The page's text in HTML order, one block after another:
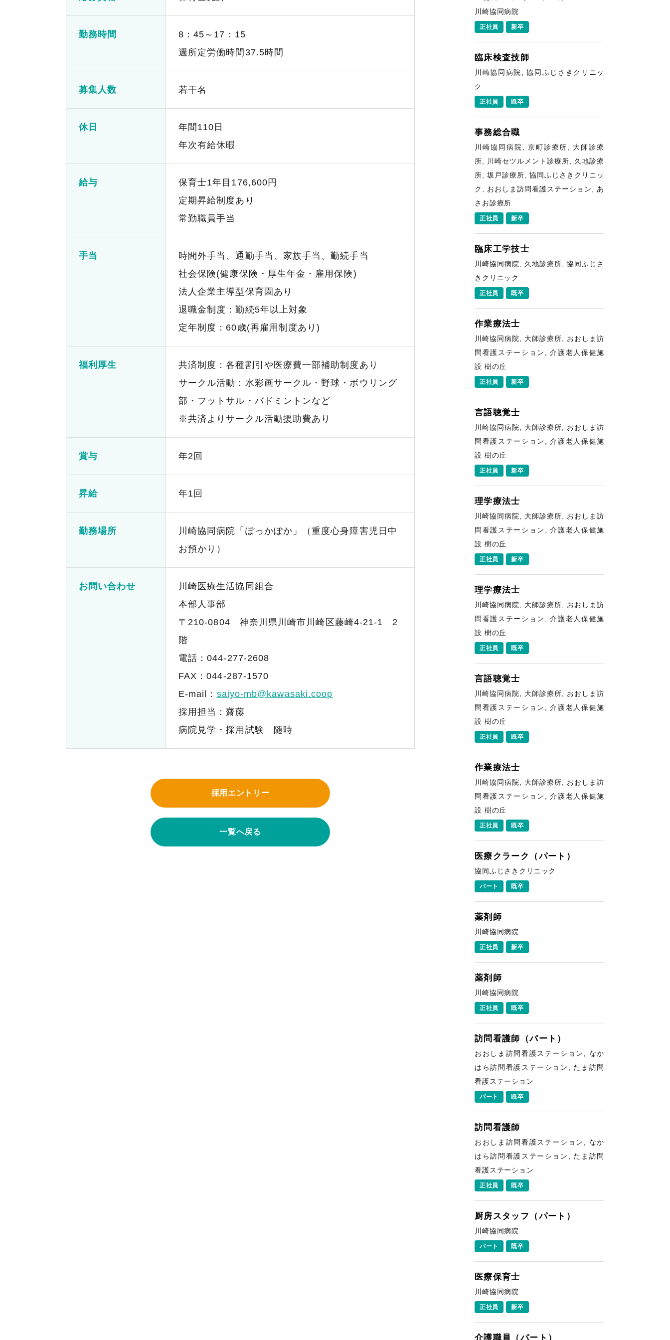
勤務時間
8：45～17：15
週所定労働時間37.5時間
募集人数 若干名
休日
年間110日
年次有給休暇
給与
保育士1年目176,600円
定期昇給制度あり
常勤職員手当
手当
時間外手当、通勤手当、家族手当、勤続手当
社会保険(健康保険・厚生年金・雇用保険)
法人企業主導型保育園あり
退職金制度：勤続5年以上対象
定年制度：60歳(再雇用制度あり)
福利厚生
共済制度：各種割引や医療費一部補助制度あり
サークル活動：水彩画サークル・野球・ボウリング
部・フットサル・バドミントンなど
※共済よりサークル活動援助費あり
賞与 年2回
昇給 年1回
勤務場所
川崎協同病院「ぽっかぽか」（重度心身障害児日中
お預かり）
お問い合わせ
川崎医療生活協同組合
本部人事部
〒210-0804 神奈川県川崎市川崎区藤崎4-21-1 2
階
電話：044-277-2608
FAX：044-287-1570
E-mail： saiyo-mb@kawasaki.coop
採用担当：齋藤
病院見学・採用試験 随時
採用エントリー
一覧へ戻る
川崎協同病院
正社員 新卒
臨床検査技師
川崎協同病院, 協同ふじさきクリニッ
ク
正社員 既卒
事務総合職
川崎協同病院, 京町診療所, 大師診療
所, 川崎セツルメント診療所, 久地診療
所, 坂戸診療所, 協同ふじさきクリニッ
ク, おおしま訪問看護ステーション, あ
さお診療所
正社員 新卒
臨床工学技士
川崎協同病院, 久地診療所, 協同ふじさ
きクリニック
正社員 既卒
作業療法士
川崎協同病院, 大師診療所, おおしま訪
問看護ステーション, 介護老人保健施
設 樹の丘
正社員 新卒
言語聴覚士
川崎協同病院, 大師診療所, おおしま訪
問看護ステーション, 介護老人保健施
設 樹の丘
正社員 新卒
理学療法士
川崎協同病院, 大師診療所, おおしま訪
問看護ステーション, 介護老人保健施
設 樹の丘
正社員 新卒
理学療法士
川崎協同病院, 大師診療所, おおしま訪
問看護ステーション, 介護老人保健施
設 樹の丘
正社員 既卒
言語聴覚士
川崎協同病院, 大師診療所, おおしま訪
問看護ステーション, 介護老人保健施
設 樹の丘
正社員 既卒
作業療法士
川崎協同病院, 大師診療所, おおしま訪
問看護ステーション, 介護老人保健施
設 樹の丘
正社員 既卒
医療クラーク（パート）
協同ふじさきクリニック
パート 既卒
薬剤師
川崎協同病院
正社員 新卒
薬剤師
川崎協同病院
正社員 既卒
訪問看護師（パート）
おおしま訪問看護ステーション, なか
はら訪問看護ステーション, たま訪問
看護ステーション
パート 既卒
訪問看護師
おおしま訪問看護ステーション, なか
はら訪問看護ステーション, たま訪問
看護ステーション
正社員 既卒
厨房スタッフ（パート）
川崎協同病院
パート 既卒
医療保育士
川崎協同病院
正社員 新卒
介護職員（パート）